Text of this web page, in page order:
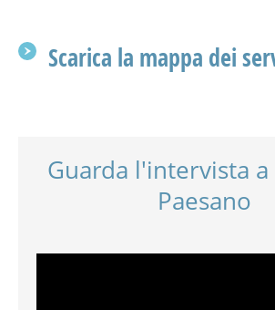
Scarica la mappa dei
Guarda l'intervista
Paesano